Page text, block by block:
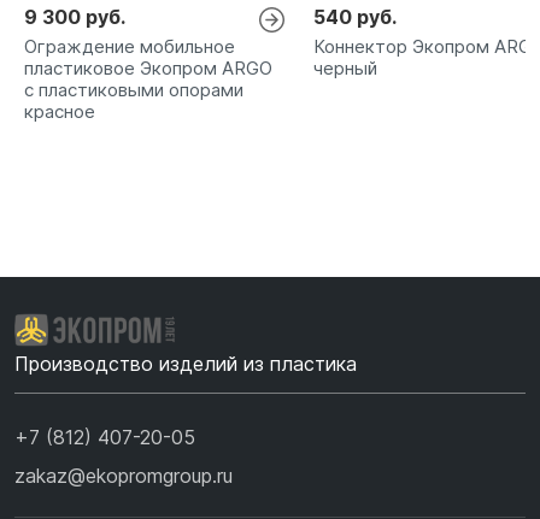
9 300 руб.
Ограждение мобильное
пластиковое Экопром ARGO
с пластиковыми опорами
красное
540 руб.
Коннектор Экопром
черный
Производство изделий из пластика
+7 (812) 407-20-05
zakaz@ekopromgroup.ru